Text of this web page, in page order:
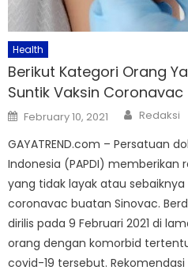
Health
Berikut Kategori Orang
Suntik Vaksin Coronavac
Posted
on
February 10, 2021 Author
Redaksi
GAYATREND.com – Persatuan
Indonesia (PAPDI) memberikan
yang tidak layak atau
coronavac buatan Sinovac.
dirilis pada 9 Februari 2021 di
orang dengan komorbid
covid-19 tersebut.